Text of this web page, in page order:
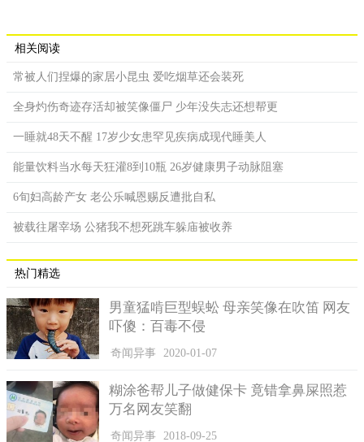
相关阅读
常被人们捏爆的家居小昆虫 爱吃烟草还会装死
全身灼伤奇迹存活却被笑像僵尸 少年没失志还想帮更
一睡就48天不醒 17岁少女患罕见疾病成现代睡美人
能量饮料当水每天狂灌8到10瓶 26岁健康男子动脉阻塞
6旬妇高龄产女 老公乐喊恩赐反遭批自私
被载往屠宰场 公猪我不想死跳车躲庙被收养
热门精选
男童猛啃巨型蜈蚣 母亲笑像在吹笛 网友
吓傻：百毒不侵
奇闻异事 2020-01-07
糊涂爸帮儿子做健保卡 竟错拿鼻屎照惹
万名网友笑翻
奇闻异事 2018-09-25